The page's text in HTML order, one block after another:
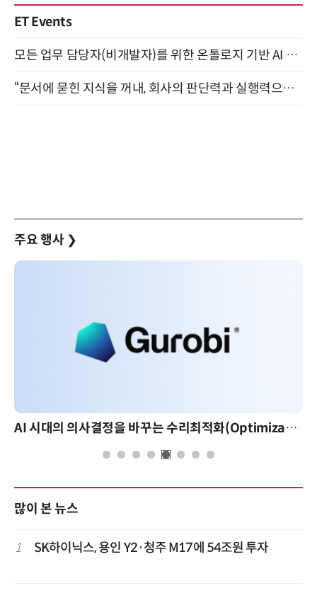
ET Events
모든 업무 담당자(비개발자)를 위한 온톨로지 기반 AI 지식체계 설계 1-day 워크숍 8월 20일 개최
“문서에 묻힌 지식을 꺼내, 회사의 판단력과 실행력으로 바꾸다” (8/20)
주요 행사 ❯
AI 시대의 의사결정을 바꾸는 수리최적화(Optimization): 실제 산업 적용 사례와 활용 전략
많이 본 뉴스
1 SK하이닉스, 용인 Y2·청주 M17에 54조원 투자